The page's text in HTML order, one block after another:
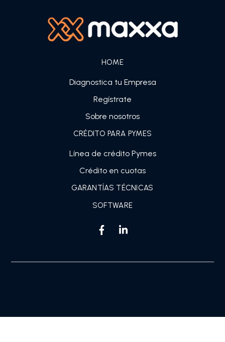
HOME
Diagnostica tu Empresa
Regístrate
Sobre nosotros
CRÉDITO PARA PYMES
Línea de crédito Pymes
Crédito en cuotas
GARANTÍAS TÉCNICAS
SOFTWARE